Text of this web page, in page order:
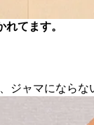
てます。
ジャマにならな